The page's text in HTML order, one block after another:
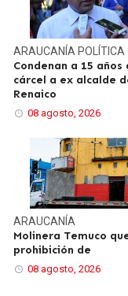
ARAUCANÍAPOLÍTICA
Condenan a 15 años
cárcel a ex alcalde
Renaico
08 agosto, 2026
ARAUCANÍA
Molinera Temuco
prohibición de
08 agosto, 2026